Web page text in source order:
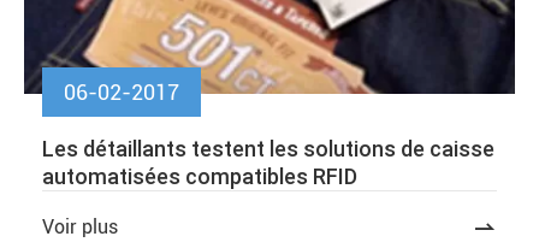
06-02-2017
Les détaillants testent les solutions de caisse
automatisées compatibles RFID
Voir plus 